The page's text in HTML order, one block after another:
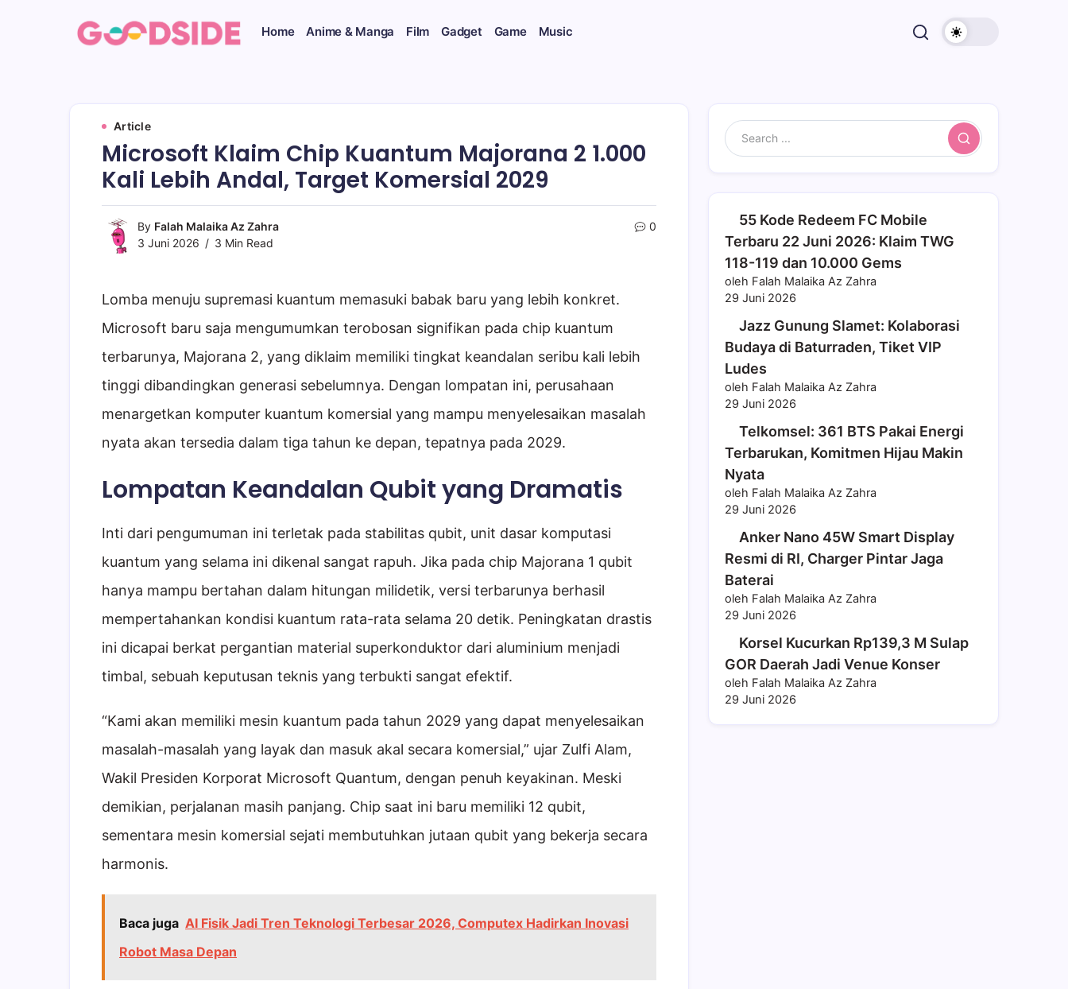
Indonesia
teknologi,
kecantikan
travelling
Home Anime & Manga Film Gadget Game Music
Article
Microsoft Klaim Chip Kuantum Majorana 2 1.000
Kali Lebih Andal, Target Komersial 2029
By Falah Malaika Az Zahra
3 Juni 2026
3 Min Read
0
Lomba menuju supremasi kuantum memasuki babak baru yang lebih konkret.
Microsoft baru saja mengumumkan terobosan signifikan pada chip kuantum
terbarunya, Majorana 2, yang diklaim memiliki tingkat keandalan seribu kali lebih
tinggi dibandingkan generasi sebelumnya. Dengan lompatan ini, perusahaan
menargetkan komputer kuantum komersial yang mampu menyelesaikan masalah
nyata akan tersedia dalam tiga tahun ke depan, tepatnya pada 2029.
Lompatan Keandalan Qubit yang Dramatis
Inti dari pengumuman ini terletak pada stabilitas qubit, unit dasar komputasi
kuantum yang selama ini dikenal sangat rapuh. Jika pada chip Majorana 1 qubit
hanya mampu bertahan dalam hitungan milidetik, versi terbarunya berhasil
mempertahankan kondisi kuantum rata-rata selama 20 detik. Peningkatan drastis
ini dicapai berkat pergantian material superkonduktor dari aluminium menjadi
timbal, sebuah keputusan teknis yang terbukti sangat efektif.
“Kami akan memiliki mesin kuantum pada tahun 2029 yang dapat menyelesaikan
masalah-masalah yang layak dan masuk akal secara komersial,” ujar Zulfi Alam,
Wakil Presiden Korporat Microsoft Quantum, dengan penuh keyakinan. Meski
demikian, perjalanan masih panjang. Chip saat ini baru memiliki 12 qubit,
sementara mesin komersial sejati membutuhkan jutaan qubit yang bekerja secara
harmonis.
Baca juga AI Fisik Jadi Tren Teknologi Terbesar 2026, Computex Hadirkan Inovasi
Robot Masa Depan
Search
55 Kode Redeem FC Mobile
Terbaru 22 Juni 2026: Klaim TWG
118-119 dan 10.000 Gems
oleh Falah Malaika Az Zahra
29 Juni 2026
Jazz Gunung Slamet: Kolaborasi
Budaya di Baturraden, Tiket VIP
Ludes
oleh Falah Malaika Az Zahra
29 Juni 2026
Telkomsel: 361 BTS Pakai Energi
Terbarukan, Komitmen Hijau Makin
Nyata
oleh Falah Malaika Az Zahra
29 Juni 2026
Anker Nano 45W Smart Display
Resmi di RI, Charger Pintar Jaga
Baterai
oleh Falah Malaika Az Zahra
29 Juni 2026
Korsel Kucurkan Rp139,3 M Sulap
GOR Daerah Jadi Venue Konser
oleh Falah Malaika Az Zahra
29 Juni 2026